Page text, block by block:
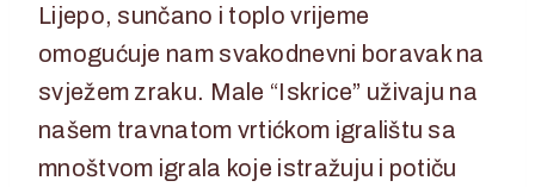
Lijepo, sunčano i toplo vrijeme
omogućuje nam svakodnevni boravak na
svježem zraku. Male “Iskrice” uživaju na
našem travnatom vrtićkom igralištu sa
mnoštvom igrala koje istražuju i potiču